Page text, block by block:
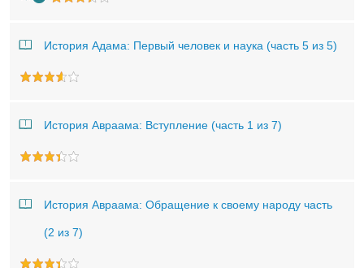
История Адама: Первый человек и наука (часть 5 из 5)
История Авраама: Вступление (часть 1 из 7)
История Авраама: Обращение к своему народу часть
(2 из 7)